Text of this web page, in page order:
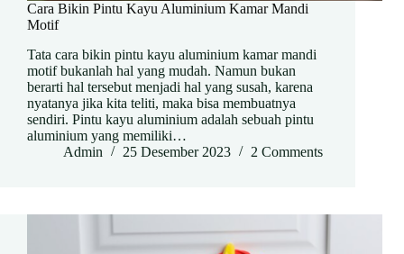
Cara Bikin Pintu Kayu Aluminium Kamar Mandi
Motif
Tata cara bikin pintu kayu aluminium kamar mandi
motif bukanlah hal yang mudah. Namun bukan
berarti hal tersebut menjadi hal yang susah, karena
nyatanya jika kita teliti, maka bisa membuatnya
sendiri. Pintu kayu aluminium adalah sebuah pintu
aluminium yang memiliki…
Admin
25 Desember 2023 2 Comments